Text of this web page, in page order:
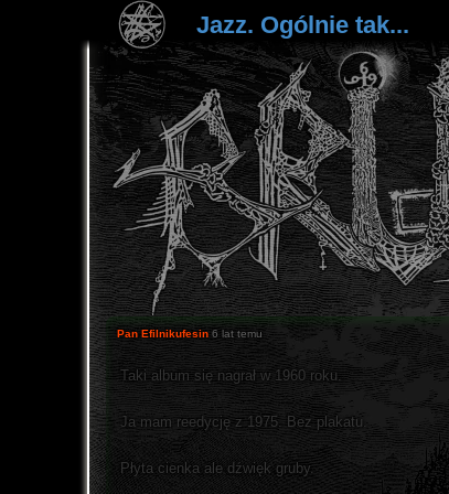
Jazz. Ogólnie tak...
Pan Efilnikufesin 6 lat temu
Taki album się nagrał w 1960 roku.
Ja mam reedycję z 1975. Bez plakatu.
Płyta cienka ale dźwięk gruby.